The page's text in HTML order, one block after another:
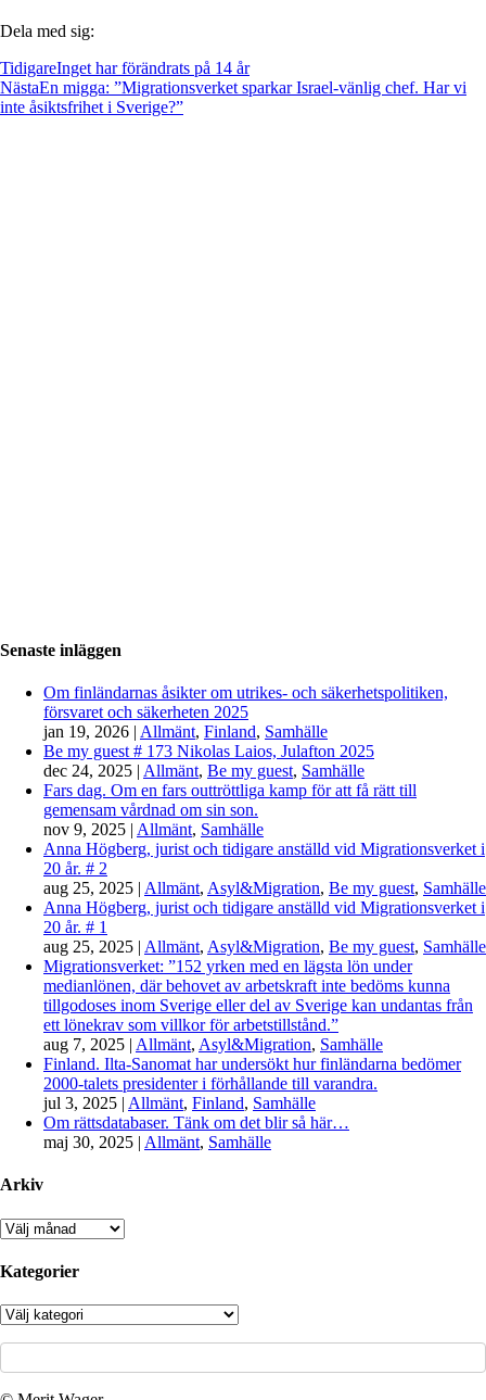
Dela med sig:
TidigareInget har förändrats på 14 år
NästaEn migga: ”Migrationsverket sparkar Israel-vänlig chef. Har vi
inte åsiktsfrihet i Sverige?”
Senaste inläggen
Om finländarnas åsikter om utrikes- och säkerhetspolitiken,
försvaret och säkerheten 2025
jan 19, 2026 | Allmänt, Finland, Samhälle
Be my guest # 173 Nikolas Laios, Julafton 2025
dec 24, 2025 | Allmänt, Be my guest, Samhälle
Fars dag. Om en fars outtröttliga kamp för att få rätt till
gemensam vårdnad om sin son.
nov 9, 2025 | Allmänt, Samhälle
Anna Högberg, jurist och tidigare anställd vid Migrationsverket i
20 år. # 2
aug 25, 2025 | Allmänt, Asyl&Migration, Be my guest, Samhälle
Anna Högberg, jurist och tidigare anställd vid Migrationsverket i
20 år. # 1
aug 25, 2025 | Allmänt, Asyl&Migration, Be my guest, Samhälle
Migrationsverket: ”152 yrken med en lägsta lön under
medianlönen, där behovet av arbetskraft inte bedöms kunna
tillgodoses inom Sverige eller del av Sverige kan undantas från
ett lönekrav som villkor för arbetstillstånd.”
aug 7, 2025 | Allmänt, Asyl&Migration, Samhälle
Finland. Ilta-Sanomat har undersökt hur finländarna bedömer
2000-talets presidenter i förhållande till varandra.
jul 3, 2025 | Allmänt, Finland, Samhälle
Om rättsdatabaser. Tänk om det blir så här…
maj 30, 2025 | Allmänt, Samhälle
Arkiv
Arkiv
Kategorier
Kategorier